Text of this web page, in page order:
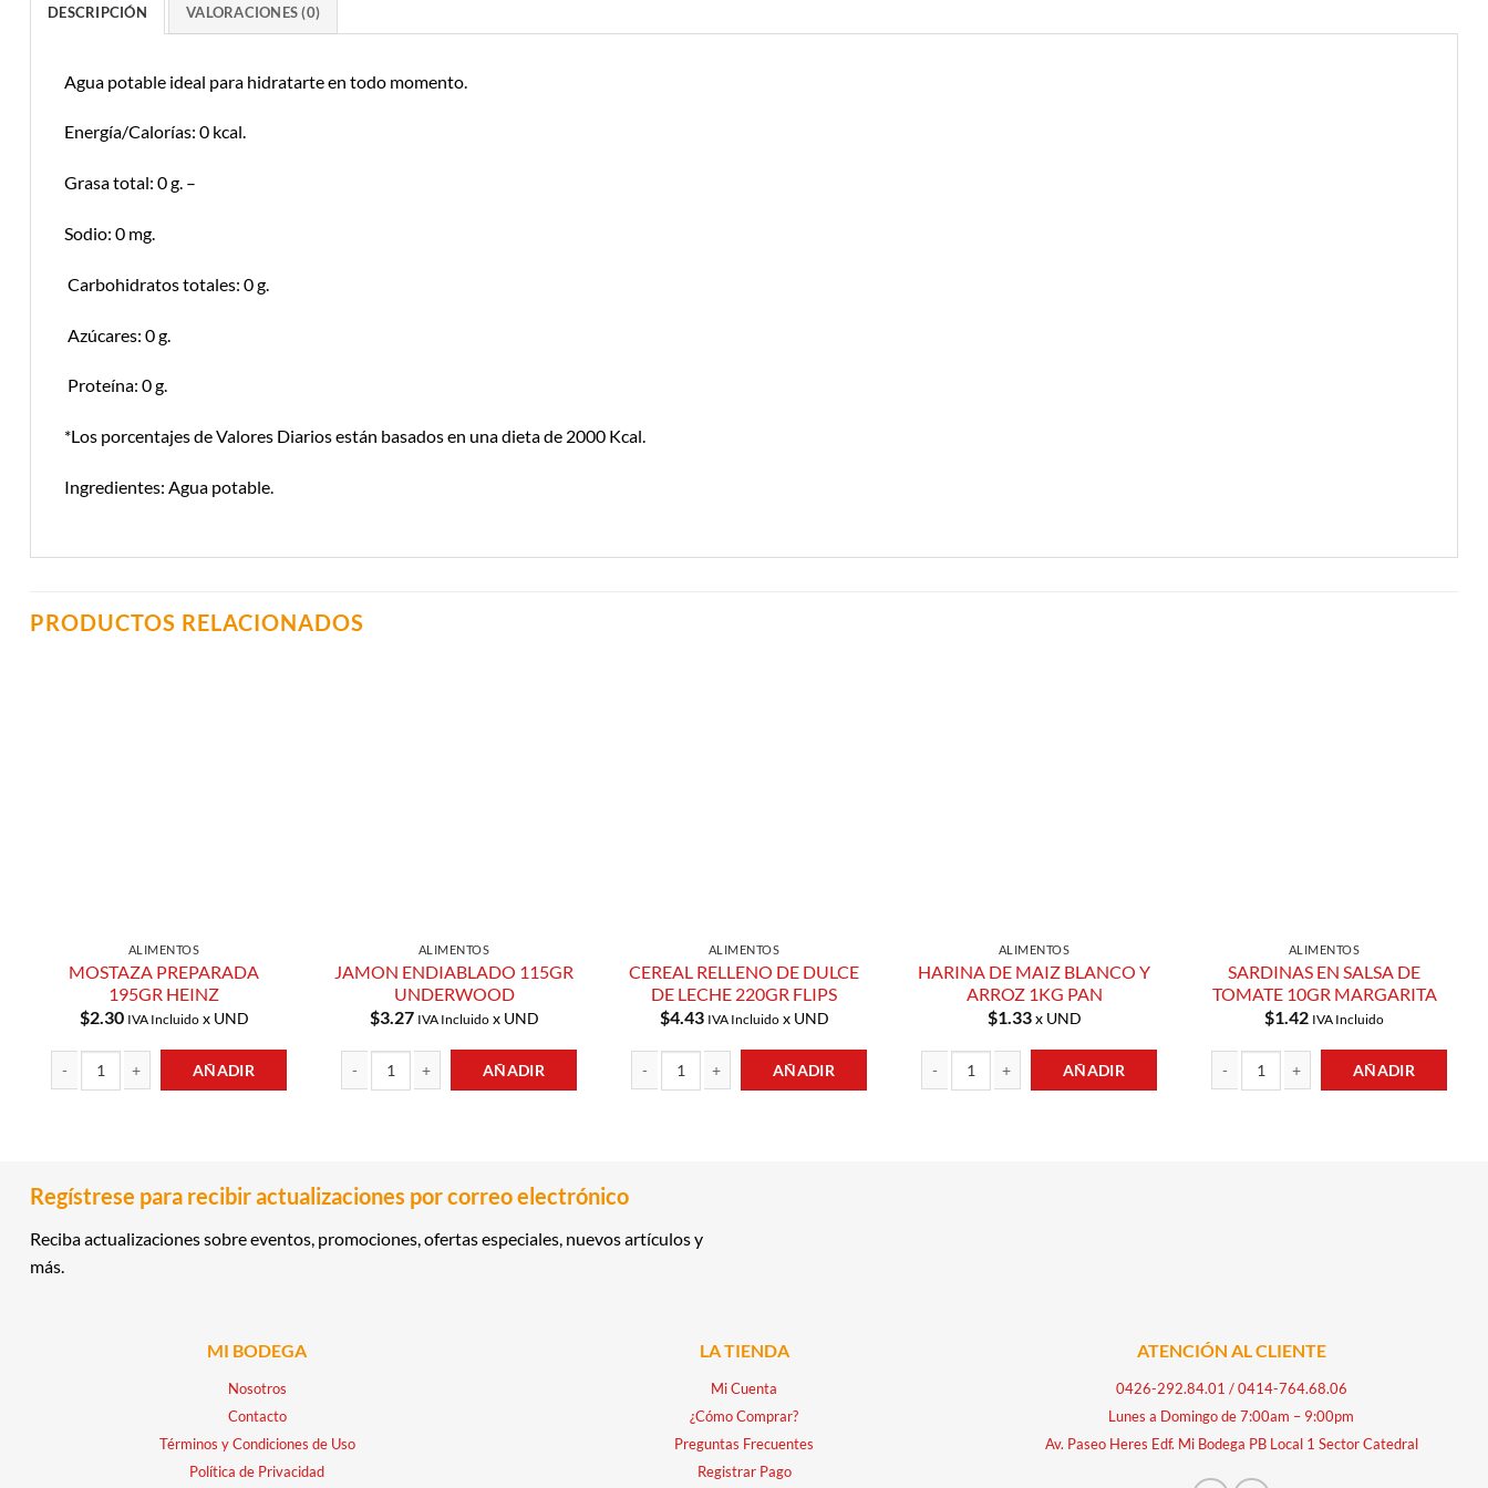
DESCRIPCIÓN VALORACIONES (0)
Agua potable ideal para hidratarte en todo momento.
Energía/Calorías: 0 kcal.
Grasa total: 0 g. –
Sodio: 0 mg.
Carbohidratos totales: 0 g.
Azúcares: 0 g.
Proteína: 0 g.
*Los porcentajes de Valores Diarios están basados en una dieta de 2000 Kcal.
Ingredientes: Agua potable.
PRODUCTOS RELACIONADOS
ALIMENTOS
MOSTAZA PREPARADA
195GR HEINZ
$2.30 IVA Incluidox UND
AÑADIR
ALIMENTOS
JAMON ENDIABLADO 115GR
UNDERWOOD
$3.27 IVA Incluidox UND
AÑADIR
ALIMENTOS
CEREAL RELLENO DE DULCE
DE LECHE 220GR FLIPS
$4.43 IVA Incluidox UND
AÑADIR
ALIMENTOS
HARINA DE MAIZ BLANCO Y
ARROZ 1KG PAN
$1.33x UND
AÑADIR
ALIMENTOS
SARDINAS EN SALSA DE
TOMATE 10GR MARGARITA
$1.42 IVA Incluido
AÑADIR
Regístrese para recibir actualizaciones por correo electrónico
Reciba actualizaciones sobre eventos, promociones, ofertas especiales, nuevos artículos y
más.
MI BODEGA
Nosotros
Contacto
Términos y Condiciones de Uso
Política de Privacidad
LA TIENDA
Mi Cuenta
¿Cómo Comprar?
Preguntas Frecuentes
Registrar Pago
ATENCIÓN AL CLIENTE
0426-292.84.01 /0414-764.68.06
Lunes a Domingo de 7:00am – 9:00pm
Av. Paseo Heres Edf. Mi Bodega PB Local 1 Sector Catedral